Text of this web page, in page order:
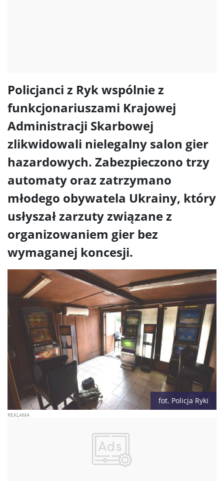
Policjanci z Ryk wspólnie z
funkcjonariuszami Krajowej
Administracji Skarbowej
zlikwidowali nielegalny salon gier
hazardowych. Zabezpieczono trzy
automaty oraz zatrzymano
młodego obywatela Ukrainy, który
usłyszał zarzuty związane z
organizowaniem gier bez
wymaganej koncesji.
fot. Policja Ryki